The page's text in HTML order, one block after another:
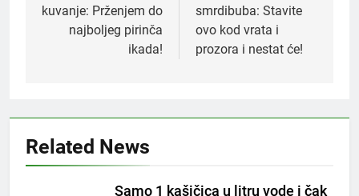
kuvanje: Prženjem do
najboljeg pirinča
ikada!
smrdibuba: Stavite
ovo kod vrata i
prozora i nestat će!
Related News
Samo 1 kašičica u litru vode i čak